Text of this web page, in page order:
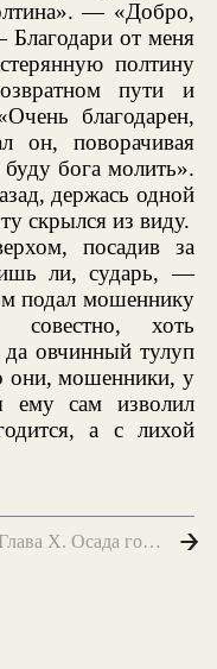
— «Добро,
от меня
полтину
пути и
благодарен,
он, поворачивая
бога молить».
держась одной
скрылся из виду.
посадив за
ли, сударь, —
подал мошеннику
совестно, хоть
да овчинный тулуп
они, мошенники, у
ему сам изволил
а с лихой
Глава X. Осада города